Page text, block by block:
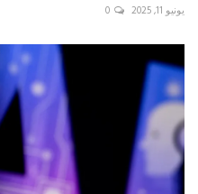
يونيو 11, 2025 0